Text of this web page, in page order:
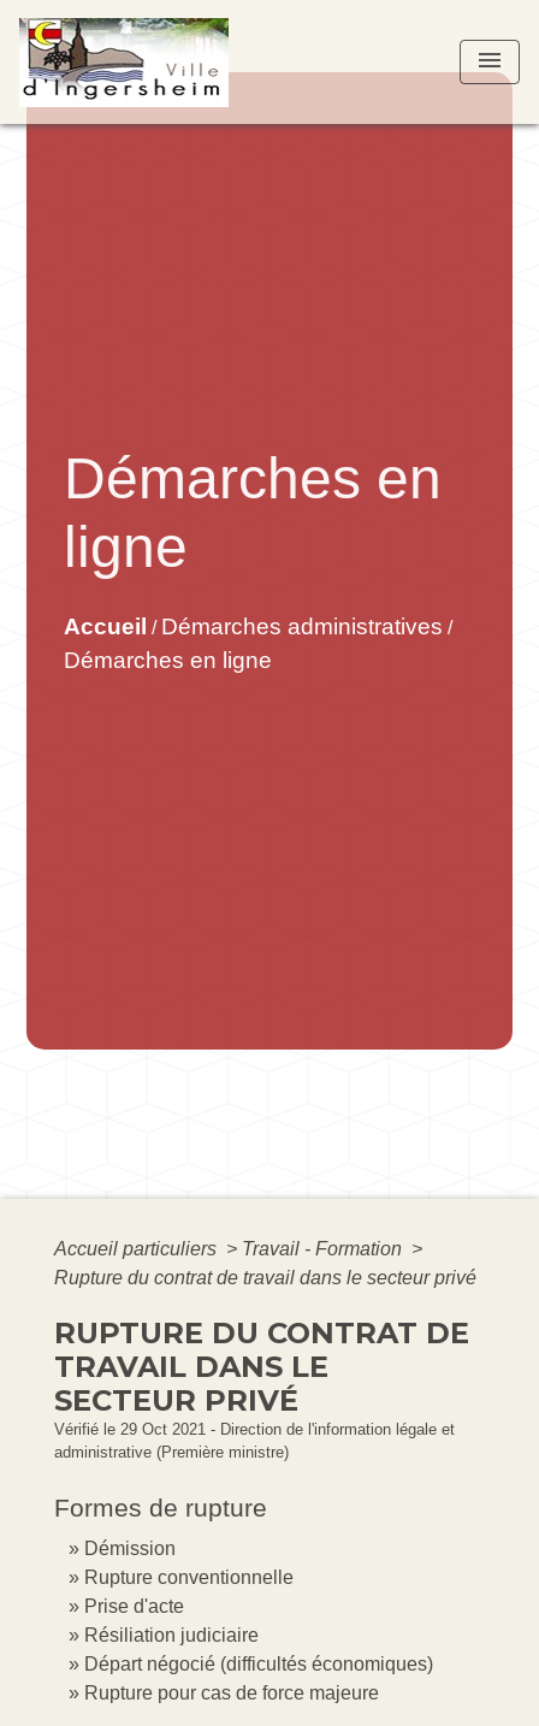
menu
Démarches en
ligne
Accueil / Démarches administratives /
Démarches en ligne
Accueil particuliers > Travail - Formation >
Rupture du contrat de travail dans le secteur privé
RUPTURE DU CONTRAT DE
TRAVAIL DANS LE
SECTEUR PRIVÉ
Vérifié le 29 Oct 2021 - Direction de l'information légale et
administrative (Première ministre)
Formes de rupture
Démission
Rupture conventionnelle
Prise d'acte
Résiliation judiciaire
Départ négocié (difficultés économiques)
Rupture pour cas de force majeure